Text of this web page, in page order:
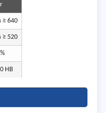
≥ 640
≥ 520
HB